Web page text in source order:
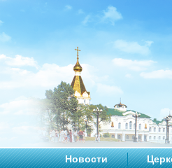
Новости